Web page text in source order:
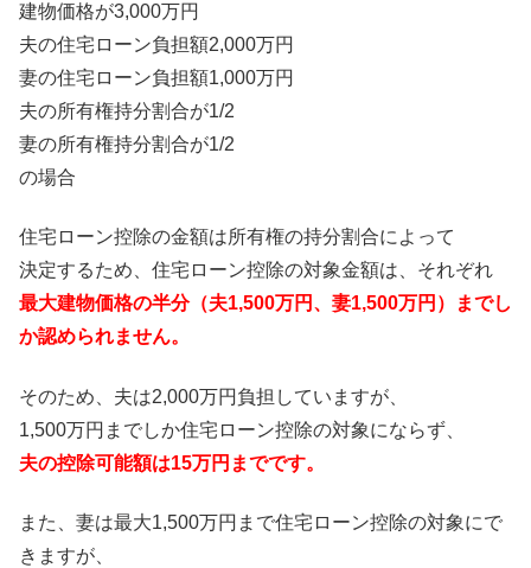
建物価格が3,000万円
夫の住宅ローン負担額2,000万円
妻の住宅ローン負担額1,000万円
夫の所有権持分割合が1/2
妻の所有権持分割合が1/2
の場合
住宅ローン控除の金額は所有権の持分割合によって
決定するため、住宅ローン控除の対象金額は、それぞれ
最大建物価格の半分（夫1,500万円、妻1,500万円）までし
か認められません。
そのため、夫は2,000万円負担していますが、
1,500万円までしか住宅ローン控除の対象にならず、
夫の控除可能額は15万円までです。
また、妻は最大1,500万円まで住宅ローン控除の対象にで
きますが、